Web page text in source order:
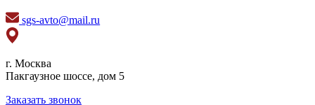
sgs-avto@mail.ru
г. Москва
Пакгаузное шоссе, дом 5
Заказать звонок